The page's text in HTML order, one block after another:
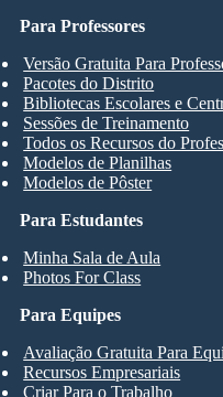
Para Estudantes
Minha Sala de Aula
Photos For Class
Para Professores
Versão Gratuita Para
Pacotes do Distrito
Bibliotecas Escolares e
Sessões de Treinamento
Todos os Recursos do
Modelos de Planilhas
Modelos de Pôster
Para Equipes
Avaliação Gratuita Para
Recursos Empresariais
Criar Para o Trabalho